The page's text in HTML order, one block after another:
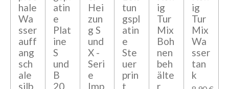
hale
Wa
sser
auff
ang
sch
ale
silb
atin
e
Plat
ine
S
und
B
20
Hei
zun
g S
und
X -
Seri
e
Imp
tun
gspl
atin
e
Ste
uer
prin
t
ig
Tur
Mix
Boh
nen
beh
älte
r
ig
Tur
Mix
Wa
sser
tan
k